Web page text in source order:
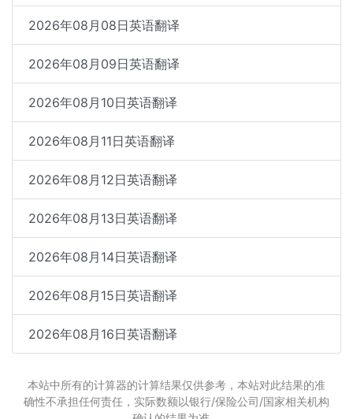
2026年08月08日英语翻译
2026年08月09日英语翻译
2026年08月10日英语翻译
2026年08月11日英语翻译
2026年08月12日英语翻译
2026年08月13日英语翻译
2026年08月14日英语翻译
2026年08月15日英语翻译
2026年08月16日英语翻译
本站中所有的计算器的计算结果仅供参考，本站对此结果的准
确性不承担任何责任，实际数额以银行/保险公司/国家相关机构